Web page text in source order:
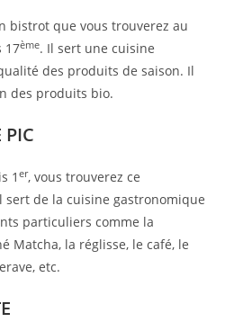
bistrot que vous trouverez au
17ème. Il sert une cuisine
des produits de saison. Il
des produits bio.
PIC
1 er, vous trouverez ce
de la cuisine gastronomique
particuliers comme la
Matcha, la réglisse, le café, le
etc.